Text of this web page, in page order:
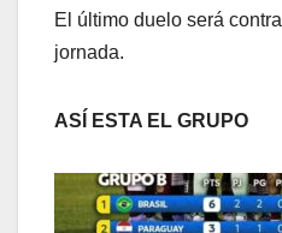
El último duelo será
jornada.
ASÍ ESTA EL GRUPO